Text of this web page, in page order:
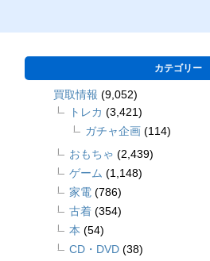
カテゴリー
買取情報 (9,052)
トレカ (3,421)
ガチャ企画 (114)
おもちゃ (2,439)
ゲーム (1,148)
家電 (786)
古着 (354)
本 (54)
CD・DVD (38)